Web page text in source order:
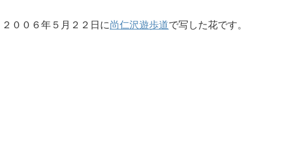
００６年５月２２日に尚仁沢遊歩道で写した花です。